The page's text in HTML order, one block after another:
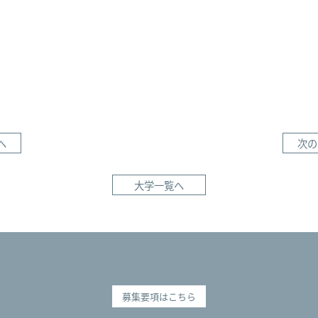
次
大学一覧へ
募集要項はこちら